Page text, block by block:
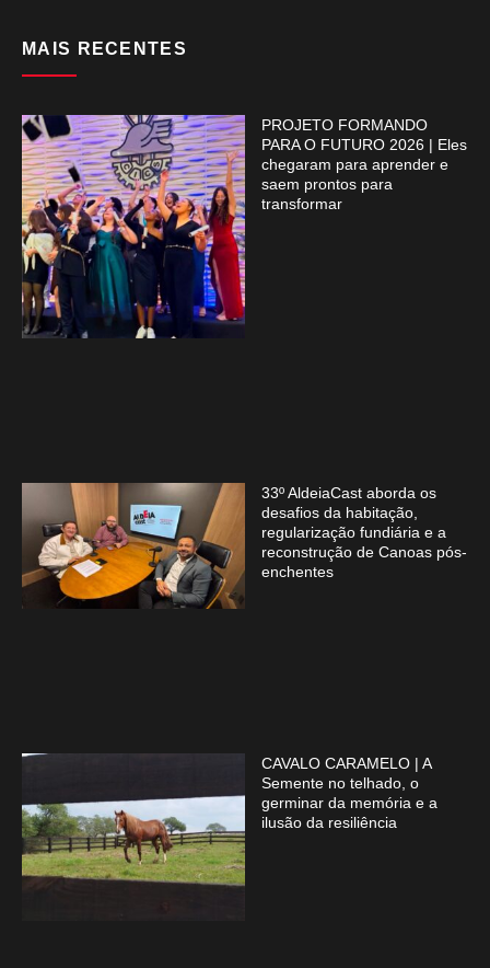
MAIS RECENTES
PROJETO FORMANDO
PARA O FUTURO 2026 | Eles
chegaram para aprender e
saem prontos para
transformar
33º AldeiaCast aborda os
desafios da habitação,
regularização fundiária e a
reconstrução de Canoas pós-
enchentes
CAVALO CARAMELO | A
Semente no telhado, o
germinar da memória e a
ilusão da resiliência